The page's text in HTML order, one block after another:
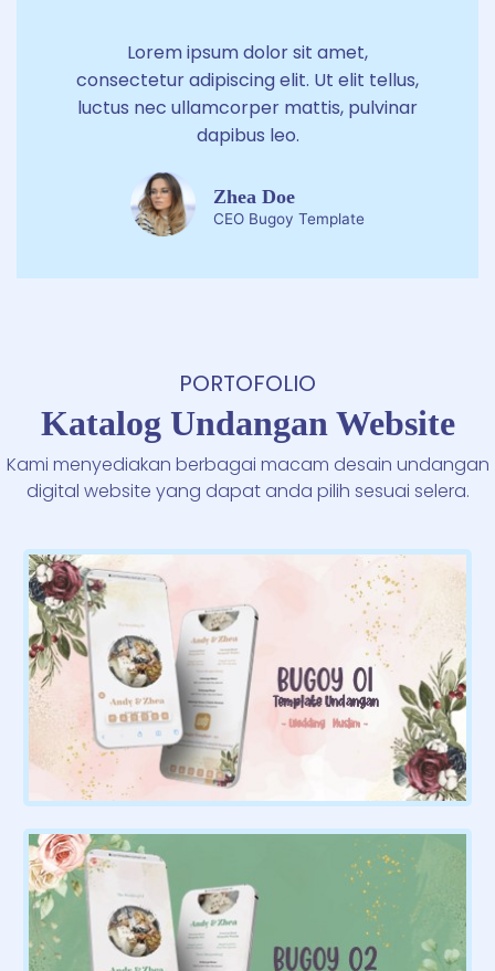
Lorem ipsum dolor sit amet,
consectetur adipiscing elit. Ut elit tellus,
luctus nec ullamcorper mattis, pulvinar
dapibus leo.
Zhea Doe
CEO Bugoy Template
PORTOFOLIO
Katalog Undangan Website
Kami menyediakan berbagai macam desain undangan
digital website yang dapat anda pilih sesuai selera.